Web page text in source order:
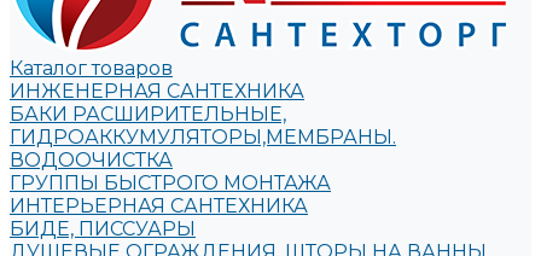
Каталог товаров
ИНЖЕНЕРНАЯ САНТЕХНИКА
БАКИ РАСШИРИТЕЛЬНЫЕ,
ГИДРОАККУМУЛЯТОРЫ,МЕМБРАНЫ.
ВОДООЧИСТКА
ГРУППЫ БЫСТРОГО МОНТАЖА
ИНТЕРЬЕРНАЯ САНТЕХНИКА
БИДЕ, ПИССУАРЫ